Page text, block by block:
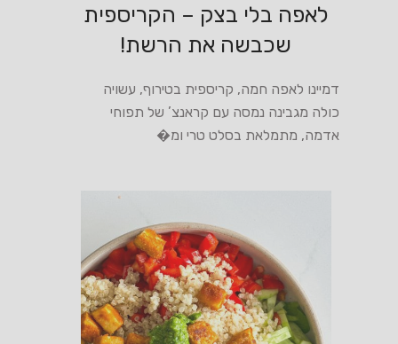
לאפה בלי בצק – הקריספית
שכבשה את הרשת!
דמיינו לאפה חמה, קריספית בטירוף, עשויה
כולה מגבינה נמסה עם קראנצ’ של תפוחי
אדמה, מתמלאת בסלט טרי ומ�